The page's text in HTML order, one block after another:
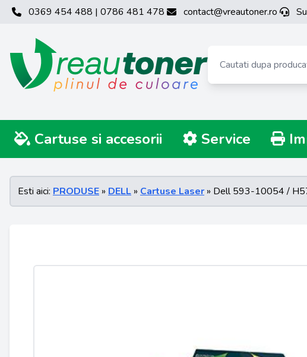
0369 454 488 | 0786 481 478 contact@vreautoner.ro
Cartuse si accesorii Service
Esti aici: PRODUSE » DELL » Cartuse Laser » Dell 593-10054 /